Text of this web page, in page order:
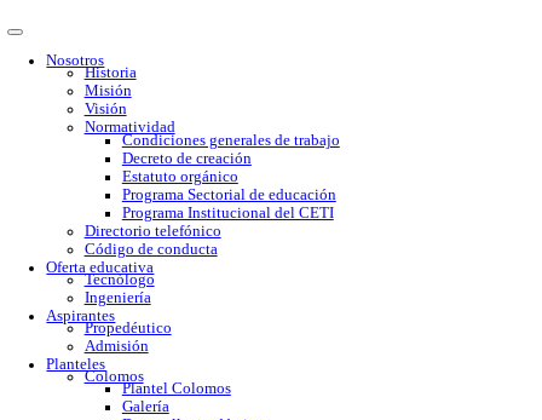
Nosotros
Historia
Misión
Visión
Normatividad
Condiciones generales de trabajo
Decreto de creación
Estatuto orgánico
Programa Sectorial de educación
Programa Institucional del CETI
Directorio telefónico
Código de conducta
Oferta educativa
Tecnólogo
Ingeniería
Aspirantes
Propedéutico